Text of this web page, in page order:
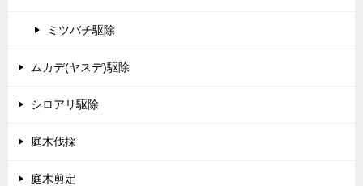
ミツバチ駆除
ムカデ(ヤスデ)駆除
シロアリ駆除
庭木伐採
庭木剪定